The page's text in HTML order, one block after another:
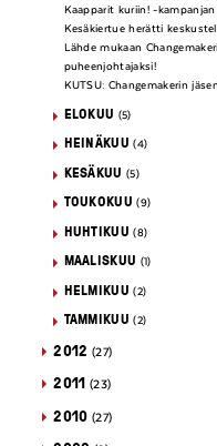
Kaapparit kuriin! -
Kesäkiertue herätti
Lähde mukaan
puheenjohtajaksi!
KUTSU: Changemakerin
ELOKUU (5)
HEINÄKUU (4)
KESÄKUU (5)
TOUKOKUU (9)
HUHTIKUU (8)
MAALISKUU (1)
HELMIKUU (2)
TAMMIKUU (2)
2012 (27)
2011 (23)
2010 (27)